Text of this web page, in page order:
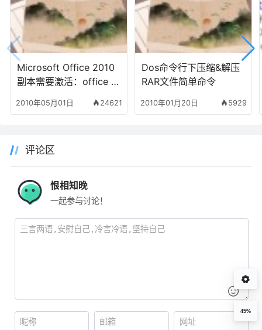
Microsoft Office 2010
副本需要激活：office 2
2010年05月01日 24621
Dos命令行下压缩&解压
RAR文件简单命令
2010年01月20日 5929
评论区
恨相知晚
一起参与讨论！
45%